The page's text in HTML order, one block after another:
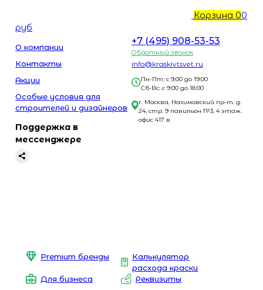
Корзина 00
руб
О компании
Контакты
Акции
Особые условия для
строителей и дизайнеров
Поддержка в
мессенджере
+7 (495) 908-53-53
Обратный звонок
info@kraskivtsvet.ru
Пн-Пт: с 9:00 до 19:00
Сб-Вс: с 9:00 до 18:00
г. Москва, Нахимовский пр-т, д.
24, стр. 9 павильон №3, 4 этаж.
офис 417 в
Premium бренды
Калькулятор
расхода краски
Для бизнеса
Реквизиты